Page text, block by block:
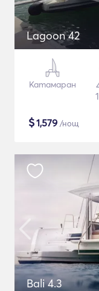
Lagoon 42
Катамаран
$1,579 /нощ
Bali 4.3